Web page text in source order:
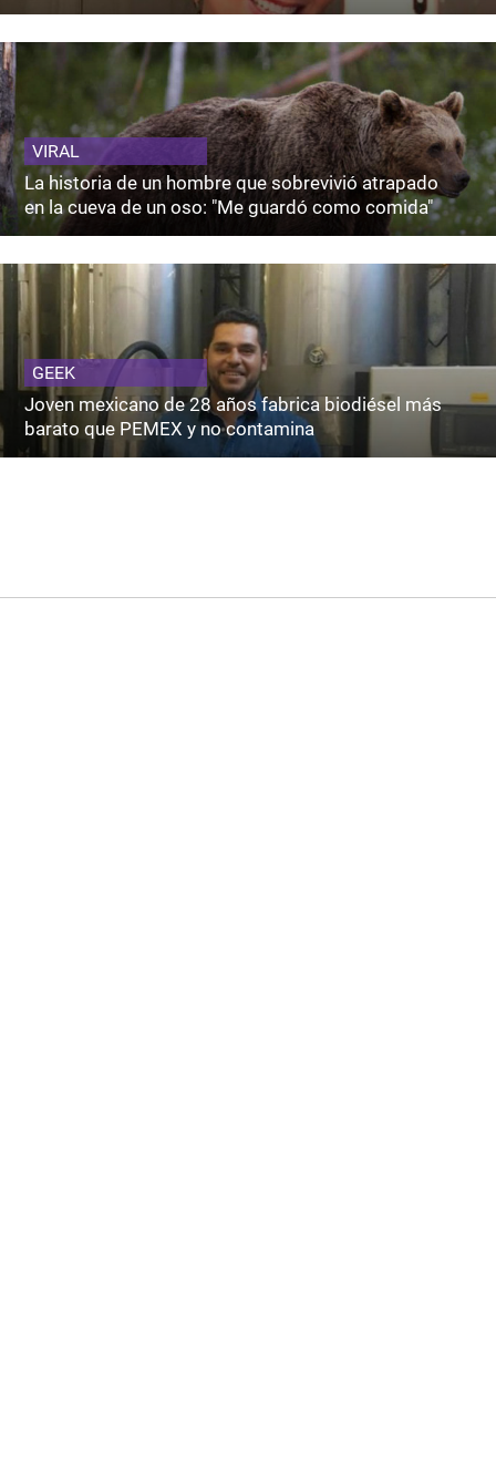
VIRAL
La historia de un hombre que sobrevivió atrapado
en la cueva de un oso: "Me guardó como comida"
GEEK
Joven mexicano de 28 años fabrica biodiésel más
barato que PEMEX y no contamina